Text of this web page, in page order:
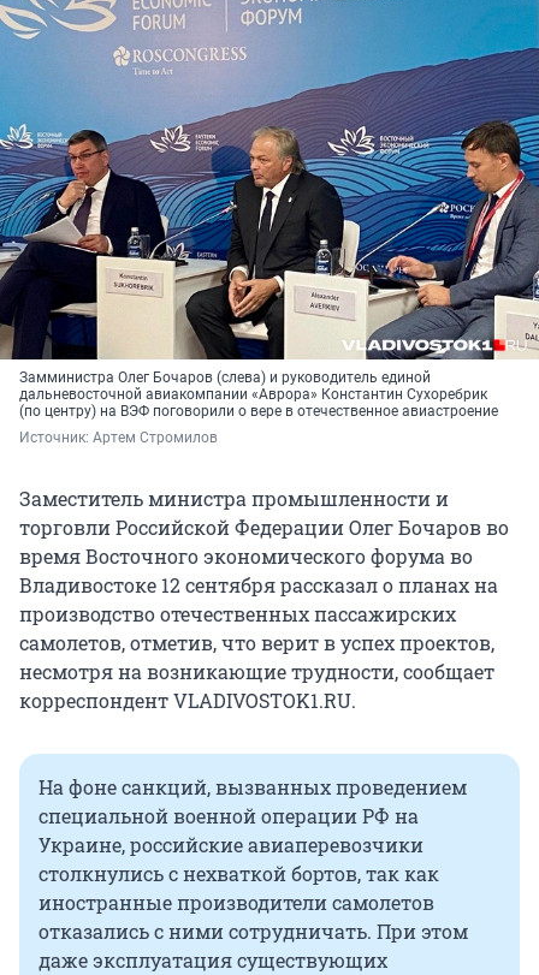
Замминистра Олег Бочаров (слева) и руководитель единой
дальневосточной авиакомпании «Аврора» Константин Сухоребрик
(по центру) на ВЭФ поговорили о вере в отечественное авиастроение
Источник: Артем Стромилов
Заместитель министра промышленности и
торговли Российской Федерации Олег Бочаров во
время Восточного экономического форума во
Владивостоке 12 сентября рассказал о планах на
производство отечественных пассажирских
самолетов, отметив, что верит в успех проектов,
несмотря на возникающие трудности, сообщает
корреспондент VLADIVOSTOK1.RU.
На фоне санкций, вызванных проведением
специальной военной операции РФ на
Украине, российские авиаперевозчики
столкнулись с нехваткой бортов, так как
иностранные производители самолетов
отказались с ними сотрудничать. При этом
даже эксплуатация существующих